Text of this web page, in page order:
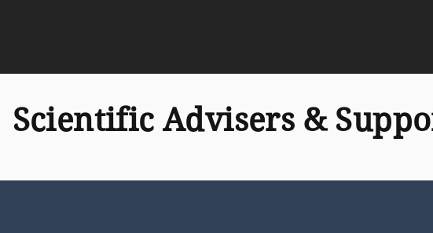
Scientific Advisers &